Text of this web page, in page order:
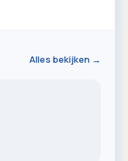
Alles bekijken →